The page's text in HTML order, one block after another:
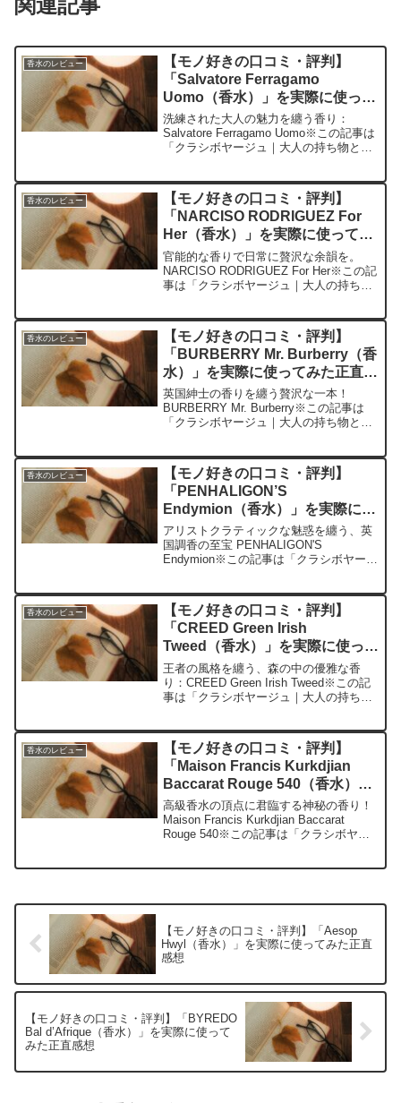
香水のレビュー
【モノ好きの口コミ・評判】
「Salvatore Ferragamo
Uomo（香水）」を実際に使って
みた正直感想
洗練された大人の魅力を纏う香り：
Salvatore Ferragamo Uomo※この記事は
「クラシボヤージュ｜大人の持ち物と暮
編集部が紹介したいのが「Salvator...
香水のレビュー
【モノ好きの口コミ・評判】
「NARCISO RODRIGUEZ For
Her（香水）」を実際に使ってみ
た正直感想
官能的な香りで日常に贅沢な余韻を。
NARCISO RODRIGUEZ For Her※この記
事は「クラシボヤージュ｜大人の持ち物
日、編集部が紹介したいのが
「NARCIS...
香水のレビュー
【モノ好きの口コミ・評判】
「BURBERRY Mr. Burberry（香
水）」を実際に使ってみた正直感
想
英国紳士の香りを纏う贅沢な一本！
BURBERRY Mr. Burberry※この記事は
「クラシボヤージュ｜大人の持ち物と暮
編集部が紹介したいのが「BURBERRY
Mr...
香水のレビュー
【モノ好きの口コミ・評判】
「PENHALIGON’S
Endymion（香水）」を実際に使
ってみた正直感想
アリストクラティックな魅惑を纏う、英
国調香の至宝 PENHALIGON'S
Endymion※この記事は「クラシボヤージ
ビスへの口コミ今日、編集部が紹介した
いのが「PE...
香水のレビュー
【モノ好きの口コミ・評判】
「CREED Green Irish
Tweed（香水）」を実際に使って
みた正直感想
王者の風格を纏う、森の中の優雅な香
り：CREED Green Irish Tweed※この記
事は「クラシボヤージュ｜大人の持ち物
日、編集部が紹介したいのが「CREED
...
香水のレビュー
【モノ好きの口コミ・評判】
「Maison Francis Kurkdjian
Baccarat Rouge 540（香水）」
を実際に使ってみた正直感想
高級香水の頂点に君臨する神秘の香り！
Maison Francis Kurkdjian Baccarat
Rouge 540※この記事は「クラシボヤー
【モノ好きの口コミ・評判】「Aesop
Hwyl（香水）」を実際に使ってみた正直
感想
【モノ好きの口コミ・評判】「BYREDO
Bal d’Afrique（香水）」を実際に使って
みた正直感想